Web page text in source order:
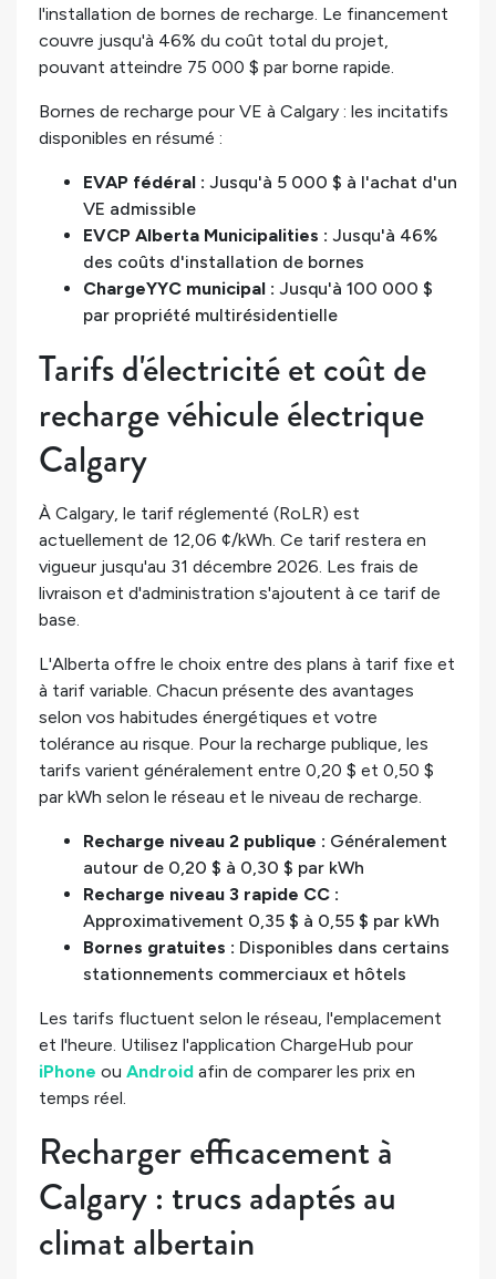
l'installation de bornes de recharge. Le financement
couvre jusqu'à 46% du coût total du projet,
pouvant atteindre 75 000 $ par borne rapide.
Bornes de recharge pour VE à Calgary : les incitatifs
disponibles en résumé :
EVAP fédéral : Jusqu'à 5 000 $ à l'achat d'un
VE admissible
EVCP Alberta Municipalities : Jusqu'à 46%
des coûts d'installation de bornes
ChargeYYC municipal : Jusqu'à 100 000 $
par propriété multirésidentielle
Tarifs d'électricité et coût de
recharge véhicule électrique
Calgary
À Calgary, le tarif réglementé (RoLR) est
actuellement de 12,06 ¢/kWh. Ce tarif restera en
vigueur jusqu'au 31 décembre 2026. Les frais de
livraison et d'administration s'ajoutent à ce tarif de
base.
L'Alberta offre le choix entre des plans à tarif fixe et
à tarif variable. Chacun présente des avantages
selon vos habitudes énergétiques et votre
tolérance au risque. Pour la recharge publique, les
tarifs varient généralement entre 0,20 $ et 0,50 $
par kWh selon le réseau et le niveau de recharge.
Recharge niveau 2 publique : Généralement
autour de 0,20 $ à 0,30 $ par kWh
Recharge niveau 3 rapide CC :
Approximativement 0,35 $ à 0,55 $ par kWh
Bornes gratuites : Disponibles dans certains
stationnements commerciaux et hôtels
Les tarifs fluctuent selon le réseau, l'emplacement
et l'heure. Utilisez l'application ChargeHub pour
iPhone ou Android afin de comparer les prix en
temps réel.
Recharger efficacement à
Calgary : trucs adaptés au
climat albertain